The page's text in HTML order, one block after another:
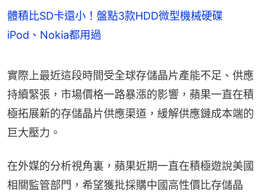
體積比SD卡還小！盤點3款HDD微型機械硬碟
iPod、Nokia都用過
實際上最近這段時間受全球存儲晶片產能不足、供應
持續緊張，市場價格一路暴漲的影響，蘋果一直在積
極拓展新的存儲晶片供應渠道，緩解供應鏈成本端的
巨大壓力。
在外媒的分析視角裏，蘋果近期一直在積極遊說美國
相關監管部門，希望獲批採購中國高性價比存儲晶